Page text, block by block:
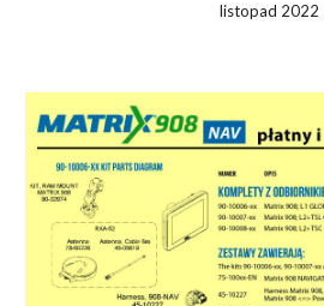
listopad 2022